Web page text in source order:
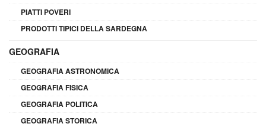
PIATTI POVERI
PRODOTTI TIPICI DELLA SARDEGNA
GEOGRAFIA
GEOGRAFIA ASTRONOMICA
GEOGRAFIA FISICA
GEOGRAFIA POLITICA
GEOGRAFIA STORICA